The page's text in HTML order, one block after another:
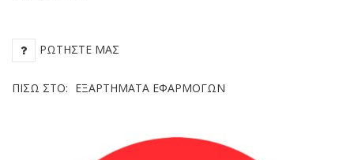
ΡΩΤΉΣΤΕ ΜΑΣ
ΠΊΣΩ ΣΤΟ: ΕΞΑΡΤΉΜΑΤΑ ΕΦΑΡΜΟΓΏΝ